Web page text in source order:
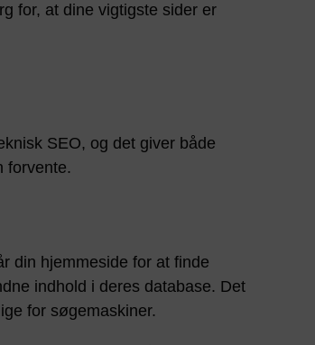
for, at dine vigtigste sider er
SEO, og det giver både
forvente.
din hjemmeside for at finde
indhold i deres database. Det
for søgemaskiner.